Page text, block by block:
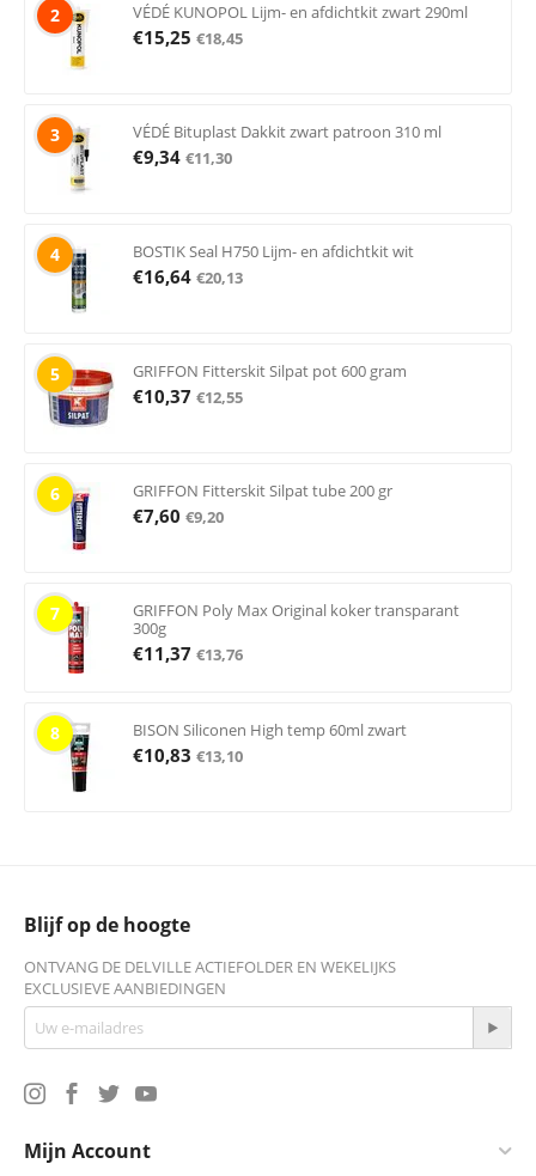
2 VÉDÉ KUNOPOL Lijm- en afdichtkit zwart 290ml
€15,25 €18,45
3 VÉDÉ Bituplast Dakkit zwart patroon 310 ml
€9,34 €11,30
4 BOSTIK Seal H750 Lijm- en afdichtkit wit
€16,64 €20,13
5 GRIFFON Fitterskit Silpat pot 600 gram
€10,37 €12,55
6 GRIFFON Fitterskit Silpat tube 200 gr
€7,60 €9,20
7
GRIFFON Poly Max Original koker transparant
300g
€11,37 €13,76
8 BISON Siliconen High temp 60ml zwart
€10,83 €13,10
Blijf op de hoogte
ONTVANG DE DELVILLE ACTIEFOLDER EN WEKELIJKS
EXCLUSIEVE AANBIEDINGEN
Mijn Account